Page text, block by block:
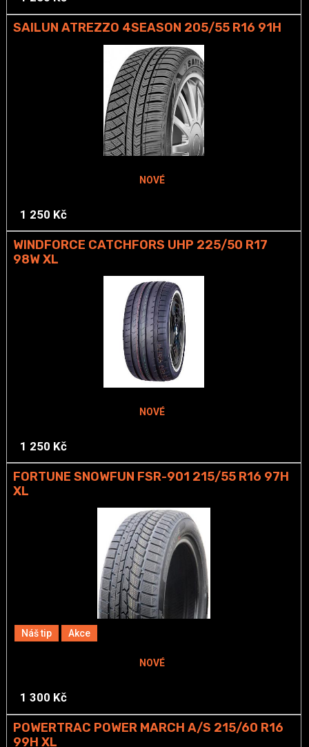
SAILUN ATREZZO 4SEASON 205/55 R16 91H
NOVÉ
1 250 Kč
WINDFORCE CATCHFORS UHP 225/50 R17
98W XL
NOVÉ
1 250 Kč
Náš tip Akce
FORTUNE SNOWFUN FSR-901 215/55 R16 97H
XL
NOVÉ
1 300 Kč
POWERTRAC POWER MARCH A/S 215/60 R16
99H XL